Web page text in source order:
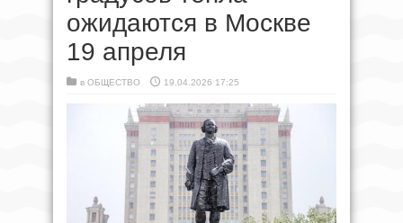
ожидаются в Москве
19 апреля
в ОБЩЕСТВО 19.04.2026 17:25